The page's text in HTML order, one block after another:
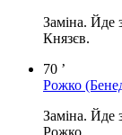
Заміна. Йде
Князєв.
70 ’
Рожко
Заміна. Йде
Рожко.